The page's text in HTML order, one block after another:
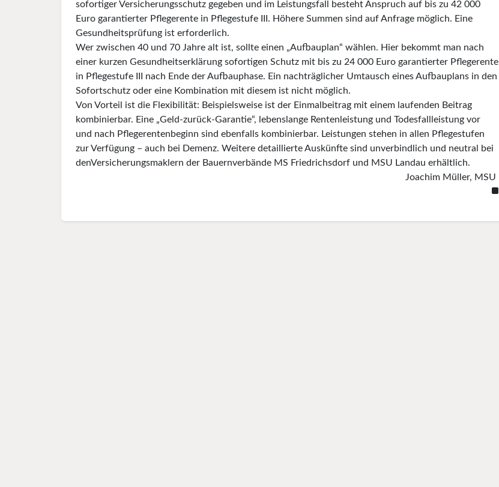
sofortiger Versicherungsschutz gegeben und im Leistungsfall besteht Anspruch auf bis zu 42 000
Euro garantierter Pflegerente in Pflegestufe III. Höhere Summen sind auf Anfrage möglich. Eine
Gesundheitsprüfung ist erforderlich.
Wer zwischen 40 und 70 Jahre alt ist, sollte einen „Aufbauplan“ wählen. Hier bekommt man nach
einer kurzen Gesundheitserklärung sofortigen Schutz mit bis zu 24 000 Euro garantierter Pflegerente
in Pflegestufe III nach Ende der Aufbauphase. Ein nachträglicher Umtausch eines Aufbauplans in den
Sofortschutz oder eine Kombination mit diesem ist nicht möglich.
Von Vorteil ist die Flexibilität: Beispielsweise ist der Einmalbeitrag mit einem laufenden Beitrag
kombinierbar. Eine „Geld-zurück-Garantie“, lebenslange Rentenleistung und Todesfallleistung vor
und nach Pflegerentenbeginn sind ebenfalls kombinierbar. Leistungen stehen in allen Pflegestufen
zur Verfügung – auch bei Demenz. Weitere detaillierte Auskünfte sind unverbindlich und neutral bei
denVersicherungsmaklern der Bauernverbände MS Friedrichsdorf und MSU Landau erhältlich.
Joachim Müller, MSU